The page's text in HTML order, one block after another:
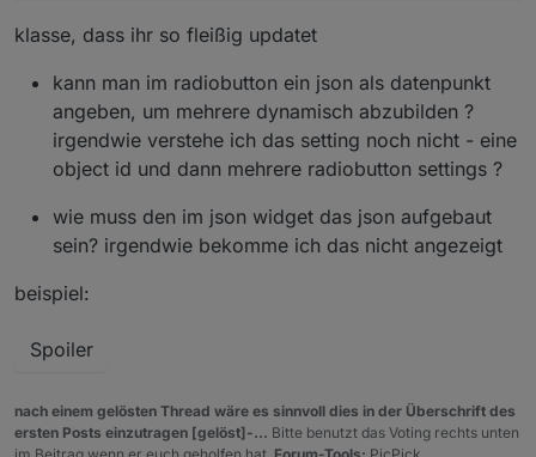
Problem behoben, bei dem Schaltflächen
zweimal Werte senden
Datum / Uhrzeit und Bildformat für
Tabellenzellen hinzugefügt
Universal- und Multi-Widget-Attribute
werden beim Klicken auf Widget aktualisiert
(Button zum neuladen entfernt)
Datenpunktwerte werden jetzt bei allen
Widgets im Editor angezeigt
Neues Widget: Marquee (Laufschrift)
im VIS Editor angezeigt!
v2.0.1
haben dort auch einen
Hallo zusammen
Ein neuess Update, welches getestet werden muss ;)
Alle neuen Features könnt ihr dem Changelog und den
Wikieinträgen auf GitHub entnehmen
v.2.4.0
JSON Tabelle: Randstil kann eingestellt
werden
Datum / Uhrzeit und Bildformat für
Tabellenzellen hinzugefügt
Viel Spaß beim Testen 🙂
klasse, dass ihr so fleißig updatet
kann man im radiobutton ein json als datenpunkt
angeben, um mehrere dynamisch abzubilden ?
irgendwie verstehe ich das setting noch nicht - eine
object id und dann mehrere radiobutton settings ?
wie muss den im json widget das json aufgebaut
sein? irgendwie bekomme ich das nicht angezeigt
beispiel:
Spoiler
nach einem gelösten Thread wäre es sinnvoll dies in der Überschrift des
ersten Posts einzutragen [gelöst]-... Bitte benutzt das Voting rechts unten